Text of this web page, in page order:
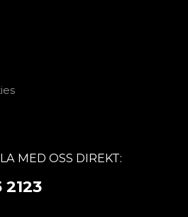
MED OSS DIREKT: